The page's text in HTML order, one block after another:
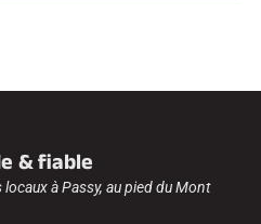
& fiable
à Passy, au pied du Mont